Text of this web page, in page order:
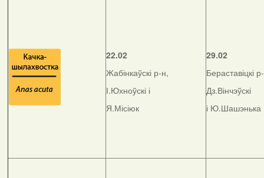
22.02
Жабінкаўскі р-н,
І.Юхноўскі і
Я.Місіюк
29.02
Бераставіцкі
Дз.Вінчэўскі
і Ю.Шашэнька